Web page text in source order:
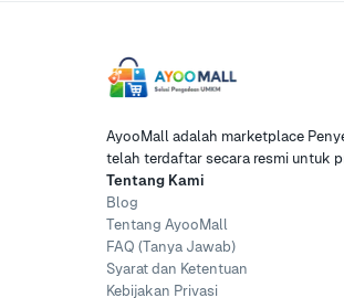
AyooMall adalah marketplace
telah terdaftar secara resmi untuk
Tentang Kami
Blog
Tentang AyooMall
FAQ (Tanya Jawab)
Syarat dan Ketentuan
Kebijakan Privasi